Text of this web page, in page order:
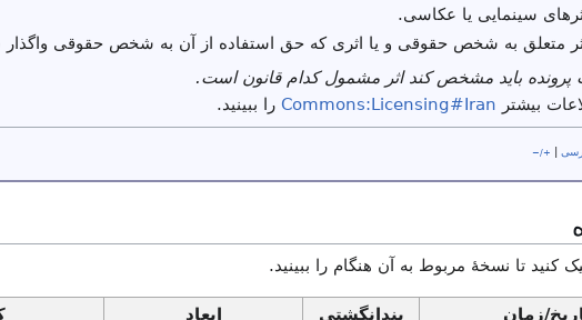
سینمایی یا عکاسی.
متعلق به شخص حقوقی و یا اثری که حق استفاده از آن به شخص حقوقی
پرونده باید مشخص کند اثر مشمول کدام قانون است.
بیشتر Commons:Licensing#Iran را ببینید.
+/−
کنید تا نسخهٔ مربوط به آن هنگام را ببینید.
زمان بندانگشتی ابعاد